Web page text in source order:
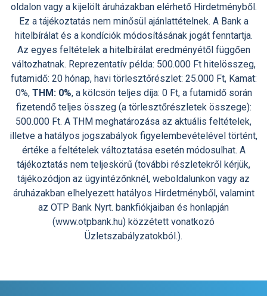
oldalon vagy a kijelölt áruházakban elérhető Hirdetményből.
Ez a tájékoztatás nem minősül ajánlattételnek. A Bank a
hitelbírálat és a kondíciók módosításának jogát fenntartja.
Az egyes feltételek a hitelbírálat eredményétől függően
változhatnak. Reprezentatív példa: 500.000 Ft hitelösszeg,
futamidő: 20 hónap, havi törlesztőrészlet: 25.000 Ft, Kamat:
0%, THM: 0%, a kölcsön teljes díja: 0 Ft, a futamidő során
fizetendő teljes összeg (a törlesztőrészletek összege):
500.000 Ft. A THM meghatározása az aktuális feltételek,
illetve a hatályos jogszabályok figyelembevételével történt,
értéke a feltételek változtatása esetén módosulhat. A
tájékoztatás nem teljeskörű (további részletekről kérjük,
tájékozódjon az ügyintézőnknél, weboldalunkon vagy az
áruházakban elhelyezett hatályos Hirdetményből, valamint
az OTP Bank Nyrt. bankfiókjaiban és honlapján
(www.otpbank.hu) közzétett vonatkozó
Üzletszabályzatokból.).